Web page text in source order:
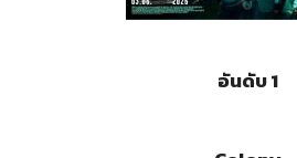
อันดับ 1